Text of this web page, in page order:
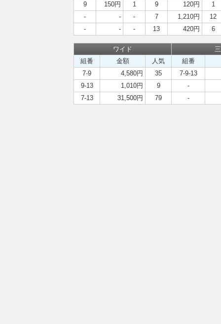
9
150円 1 9 120円
1
-
- - 7 1,210円
12
-
- - 13 420円 6
ワイド
組番
金額 人気
組番
7-9
4,580円 35
7-9-13
9-13
1,010円 9
-
7-13
31,500円 79 -